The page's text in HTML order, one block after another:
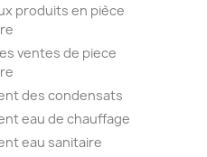
produits en pièce
ventes de piece
des condensats
eau de chauffage
eau sanitaire